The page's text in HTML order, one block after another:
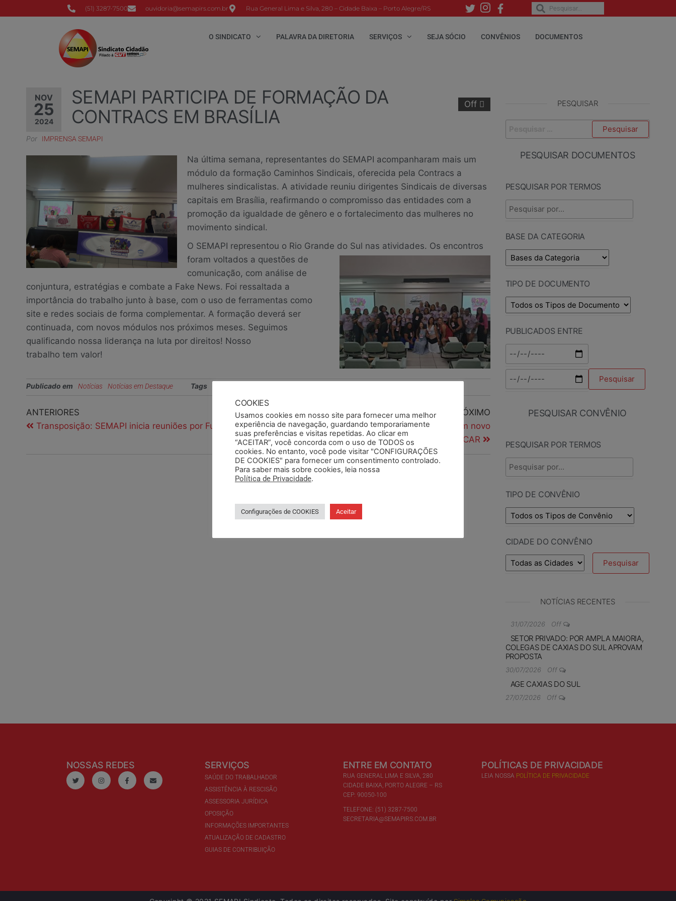
(51) 3287-7500 ouvidoria@semapirs.com.br Rua General Lima e Silva, 280 – Cidade Baixa – Porto Alegre/RS
O SINDICATO PALAVRA DA DIRETORIA SERVIÇOS SEJA SÓCIO CONVÊNIOS DOCUMENTOS
NOV
25
2024
Off
SEMAPI PARTICIPA DE FORMAÇÃO DA
CONTRACS EM BRASÍLIA
Por IMPRENSA SEMAPI
Na última semana, representantes do SEMAPI acompanharam mais um
módulo da formação Caminhos Sindicais, oferecida pela Contracs a
mulheres sindicalistas. A atividade reuniu dirigentes Sindicais de diversas
capitais em Brasília, reafirmando o compromisso das entidades com a
promoção da igualdade de gênero e o fortalecimento das mulheres no
movimento sindical.
O SEMAPI representou o Rio Grande do Sul nas atividades. Os encontros
foram voltados a questões de
comunicação, com análise de
conjuntura, estratégias e combate a Fake News. Foi ressaltada a
importância do trabalho junto à base, com o uso de ferramentas como
site e redes sociais de forma complementar. A formação deverá ser
continuada, com novos módulos nos próximos meses. Seguimos
qualificando nossa liderança na luta por direitos! Nosso
trabalho tem valor!
Publicado em Notícias Notícias em Destaque Tags
ANTERIORES
Transposição: SEMAPI inicia reuniões por Fundação
PRÓXIMO
Fórum das Entidades tem primeira reunião com novo
presidente da EMATER/RS ASCAR
PESQUISAR
PESQUISAR DOCUMENTOS
PESQUISAR POR TERMOS
BASE DA CATEGORIA
TIPO DE DOCUMENTO
PUBLICADOS ENTRE
PESQUISAR CONVÊNIO
PESQUISAR POR TERMOS
TIPO DE CONVÊNIO
CIDADE DO CONVÊNIO
NOTÍCIAS RECENTES
31/07/2026 Off
SETOR PRIVADO: POR AMPLA MAIORIA,
COLEGAS DE CAXIAS DO SUL APROVAM
PROPOSTA
30/07/2026 Off
AGE CAXIAS DO SUL
27/07/2026 Off
NOSSAS REDES SERVIÇOS
SAÚDE DO TRABALHADOR
ASSISTÊNCIA À RESCISÃO
ASSESSORIA JURÍDICA
OPOSIÇÃO
INFORMAÇÕES IMPORTANTES
ATUALIZAÇÃO DE CADASTRO
GUIAS DE CONTRIBUIÇÃO
ENTRE EM CONTATO
RUA GENERAL LIMA E SILVA, 280
CIDADE BAIXA, PORTO ALEGRE – RS
CEP: 90050-100
TELEFONE: (51) 3287-7500
SECRETARIA@SEMAPIRS.COM.BR
POLÍTICAS DE PRIVACIDADE
LEIA NOSSA POLÍTICA DE PRIVACIDADE
COOKIES
Usamos cookies em nosso site para fornecer uma melhor
experiência de navegação, guardando temporariamente
suas preferências e visitas repetidas. Ao clicar em
“ACEITAR”, você concorda com o uso de TODOS os
cookies. No entanto, você pode visitar "CONFIGURAÇÕES
DE COOKIES" para fornecer um consentimento controlado.
Para saber mais sobre cookies, leia nossa
Política de Privacidade.
Configurações de COOKIES Aceitar